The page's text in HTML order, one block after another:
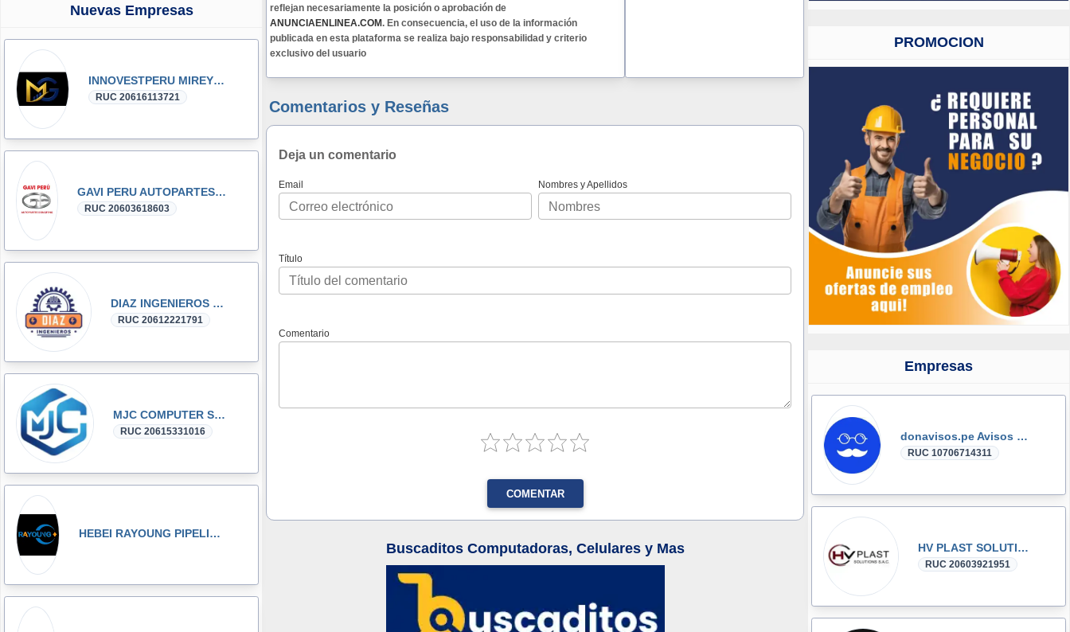
Nuevas Empresas
INNOVESTPERU MIREYKA GROUP SAC
RUC 20616113721
GAVI PERU AUTOPARTES DONGFENG y DFSK GLORY
RUC 20603618603
DIAZ INGENIEROS SRL
RUC 20612221791
MJC COMPUTER SAC
RUC 20615331016
HEBEI RAYOUNG PIPELINE TECHNOLOGY CO., LTD
reflejan necesariamente la posición o aprobación de
ANUNCIAENLINEA.COM. En consecuencia, el uso de la información
publicada en esta plataforma se realiza bajo responsabilidad y criterio
exclusivo del usuario
Comentarios y Reseñas
Deja un comentario
Email Nombres y Apellidos
Título
Comentario
COMENTAR
Buscaditos Computadoras, Celulares y Mas
PROMOCION
Empresas
donavisos.pe Avisos Clasificados
RUC 10706714311
HV PLAST SOLUTIONS
RUC 20603921951